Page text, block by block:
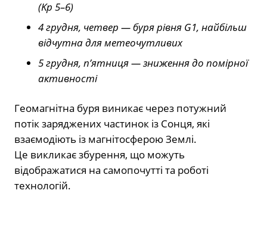
(Kp 5–6)
4 грудня, четвер — буря рівня G1, найбільш
відчутна для метеочутливих
5 грудня, п’ятниця — зниження до помірної
активності
Геомагнітна буря виникає через потужний
потік заряджених частинок із Сонця, які
взаємодіють із магнітосферою Землі.
Це викликає збурення, що можуть
відображатися на самопочутті та роботі
технологій.